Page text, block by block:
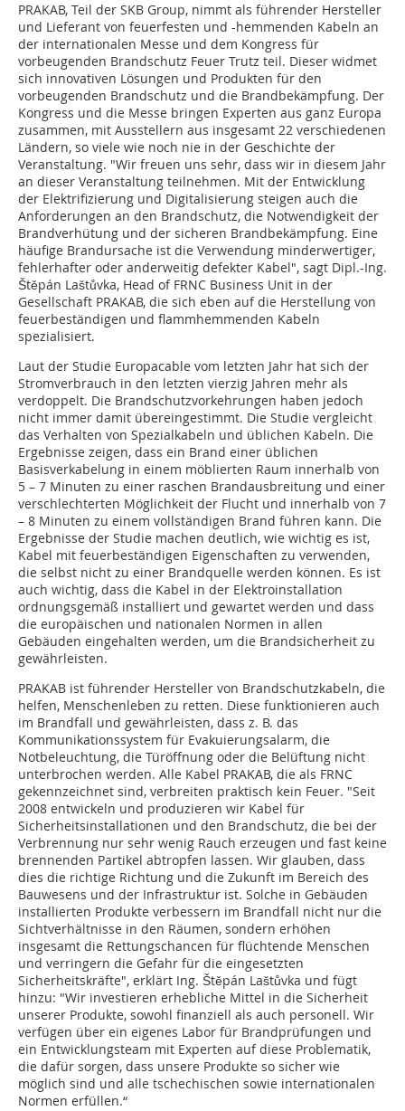
PRAKAB, Teil der SKB Group, nimmt als führender Hersteller
und Lieferant von feuerfesten und -hemmenden Kabeln an
der internationalen Messe und dem Kongress für
vorbeugenden Brandschutz Feuer Trutz teil. Dieser widmet
sich innovativen Lösungen und Produkten für den
vorbeugenden Brandschutz und die Brandbekämpfung. Der
Kongress und die Messe bringen Experten aus ganz Europa
zusammen, mit Ausstellern aus insgesamt 22 verschiedenen
Ländern, so viele wie noch nie in der Geschichte der
Veranstaltung. "Wir freuen uns sehr, dass wir in diesem Jahr
an dieser Veranstaltung teilnehmen. Mit der Entwicklung
der Elektrifizierung und Digitalisierung steigen auch die
Anforderungen an den Brandschutz, die Notwendigkeit der
Brandverhütung und der sicheren Brandbekämpfung. Eine
häufige Brandursache ist die Verwendung minderwertiger,
fehlerhafter oder anderweitig defekter Kabel", sagt Dipl.-Ing.
Štěpán Laštůvka, Head of FRNC Business Unit in der
Gesellschaft PRAKAB, die sich eben auf die Herstellung von
feuerbeständigen und flammhemmenden Kabeln
spezialisiert.
Laut der Studie Europacable vom letzten Jahr hat sich der
Stromverbrauch in den letzten vierzig Jahren mehr als
verdoppelt. Die Brandschutzvorkehrungen haben jedoch
nicht immer damit übereingestimmt. Die Studie vergleicht
das Verhalten von Spezialkabeln und üblichen Kabeln. Die
Ergebnisse zeigen, dass ein Brand einer üblichen
Basisverkabelung in einem möblierten Raum innerhalb von
5 – 7 Minuten zu einer raschen Brandausbreitung und einer
verschlechterten Möglichkeit der Flucht und innerhalb von 7
– 8 Minuten zu einem vollständigen Brand führen kann. Die
Ergebnisse der Studie machen deutlich, wie wichtig es ist,
Kabel mit feuerbeständigen Eigenschaften zu verwenden,
die selbst nicht zu einer Brandquelle werden können. Es ist
auch wichtig, dass die Kabel in der Elektroinstallation
ordnungsgemäß installiert und gewartet werden und dass
die europäischen und nationalen Normen in allen
Gebäuden eingehalten werden, um die Brandsicherheit zu
gewährleisten.
PRAKAB ist führender Hersteller von Brandschutzkabeln, die
helfen, Menschenleben zu retten. Diese funktionieren auch
im Brandfall und gewährleisten, dass z. B. das
Kommunikationssystem für Evakuierungsalarm, die
Notbeleuchtung, die Türöffnung oder die Belüftung nicht
unterbrochen werden. Alle Kabel PRAKAB, die als FRNC
gekennzeichnet sind, verbreiten praktisch kein Feuer. "Seit
2008 entwickeln und produzieren wir Kabel für
Sicherheitsinstallationen und den Brandschutz, die bei der
Verbrennung nur sehr wenig Rauch erzeugen und fast keine
brennenden Partikel abtropfen lassen. Wir glauben, dass
dies die richtige Richtung und die Zukunft im Bereich des
Bauwesens und der Infrastruktur ist. Solche in Gebäuden
installierten Produkte verbessern im Brandfall nicht nur die
Sichtverhältnisse in den Räumen, sondern erhöhen
insgesamt die Rettungschancen für flüchtende Menschen
und verringern die Gefahr für die eingesetzten
Sicherheitskräfte", erklärt Ing. Štěpán Laštůvka und fügt
hinzu: "Wir investieren erhebliche Mittel in die Sicherheit
unserer Produkte, sowohl finanziell als auch personell. Wir
verfügen über ein eigenes Labor für Brandprüfungen und
ein Entwicklungsteam mit Experten auf diese Problematik,
die dafür sorgen, dass unsere Produkte so sicher wie
möglich sind und alle tschechischen sowie internationalen
Normen erfüllen.“